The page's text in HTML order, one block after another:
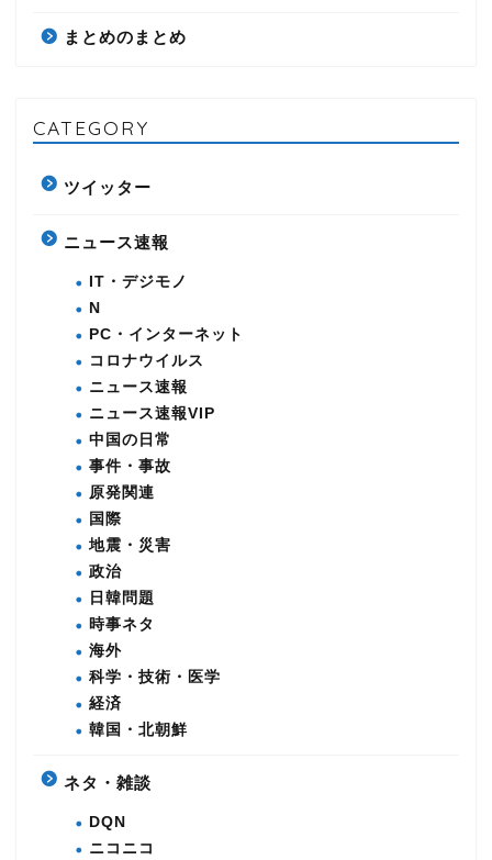
まとめのまとめ
CATEGORY
ツイッター
ニュース速報
IT・デジモノ
N
PC・インターネット
コロナウイルス
ニュース速報
ニュース速報VIP
中国の日常
事件・事故
原発関連
国際
地震・災害
政治
日韓問題
時事ネタ
海外
科学・技術・医学
経済
韓国・北朝鮮
ネタ・雑談
DQN
ニコニコ